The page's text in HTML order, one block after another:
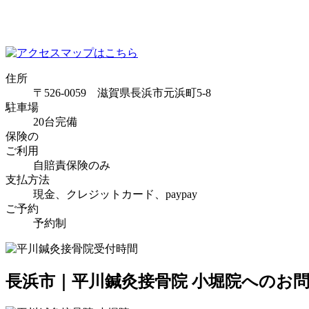
住所
〒526-0059 滋賀県長浜市元浜町5-8
駐車場
20台完備
保険の
ご利用
自賠責保険のみ
支払方法
現金、クレジットカード、paypay
ご予約
予約制
長浜市｜平川鍼灸接骨院 小堀院へのお